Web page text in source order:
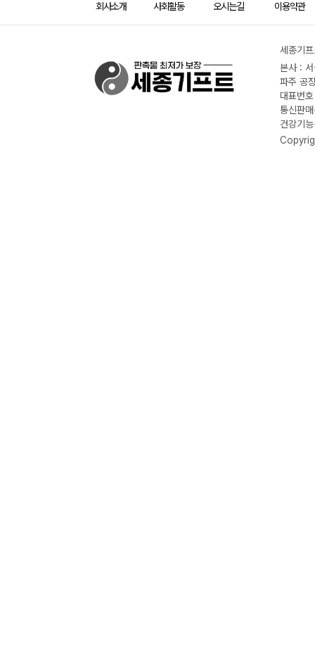
회사소개 사회활동 오시는길 이용약관
세종기
본사 :
파주 공
대표번
통신판
건강기